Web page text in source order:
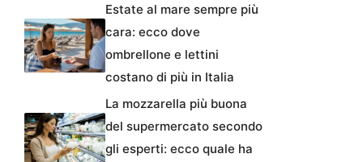
Estate al mare sempre più
cara: ecco dove
ombrellone e lettini
costano di più in Italia
La mozzarella più buona
del supermercato secondo
gli esperti: ecco quale ha